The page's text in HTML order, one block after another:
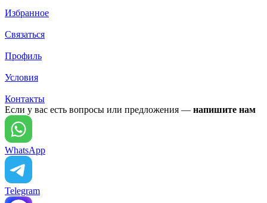
Избранное
Связаться
Профиль
Условия
Контакты
Если у вас есть вопросы или предложения — напишите нам
WhatsApp
Telegram